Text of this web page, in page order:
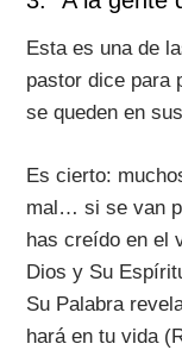
Esta es una de
pastor dice para
se queden en
Es cierto:
mal… si se van
has creído en el
Dios y Su
Su Palabra
hará en tu vida